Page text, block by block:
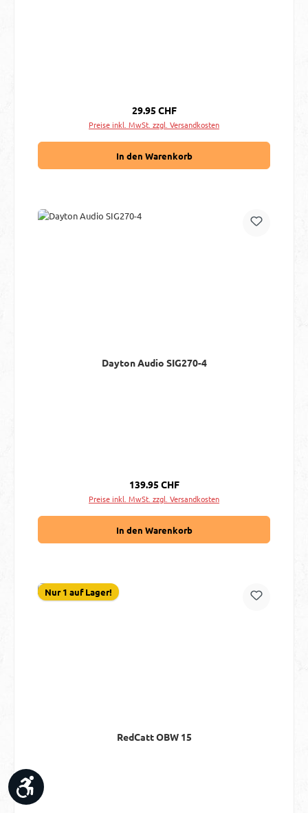
Regulärer Preis:
29.95 CHF
Preise inkl. MwSt. zzgl. Versandkosten
In den Warenkorb
Dayton Audio SIG270-4
Regulärer Preis:
139.95 CHF
Preise inkl. MwSt. zzgl. Versandkosten
In den Warenkorb
Nur 1 auf Lager!
RedCatt OBW 15
Werkzeugleiste anzeigen